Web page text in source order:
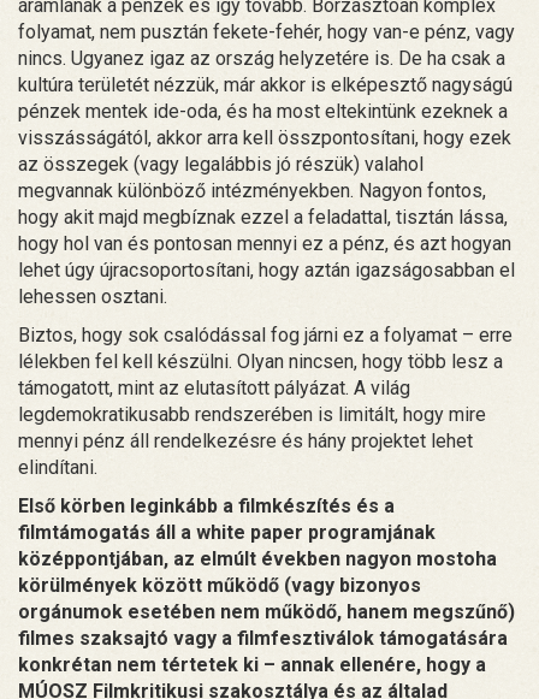
áramlanak a pénzek és így tovább. Borzasztóan komplex
folyamat, nem pusztán fekete-fehér, hogy van-e pénz, vagy
nincs. Ugyanez igaz az ország helyzetére is. De ha csak a
kultúra területét nézzük, már akkor is elképesztő nagyságú
pénzek mentek ide-oda, és ha most eltekintünk ezeknek a
visszásságától, akkor arra kell összpontosítani, hogy ezek
az összegek (vagy legalábbis jó részük) valahol
megvannak különböző intézményekben. Nagyon fontos,
hogy akit majd megbíznak ezzel a feladattal, tisztán lássa,
hogy hol van és pontosan mennyi ez a pénz, és azt hogyan
lehet úgy újracsoportosítani, hogy aztán igazságosabban el
lehessen osztani.
Biztos, hogy sok csalódással fog járni ez a folyamat – erre
lélekben fel kell készülni. Olyan nincsen, hogy több lesz a
támogatott, mint az elutasított pályázat. A világ
legdemokratikusabb rendszerében is limitált, hogy mire
mennyi pénz áll rendelkezésre és hány projektet lehet
elindítani.
Első körben leginkább a filmkészítés és a
filmtámogatás áll a white paper programjának
középpontjában, az elmúlt években nagyon mostoha
körülmények között működő (vagy bizonyos
orgánumok esetében nem működő, hanem megszűnő)
filmes szaksajtó vagy a filmfesztiválok támogatására
konkrétan nem tértetek ki – annak ellenére, hogy a
MÚOSZ Filmkritikusi szakosztálya és az általad